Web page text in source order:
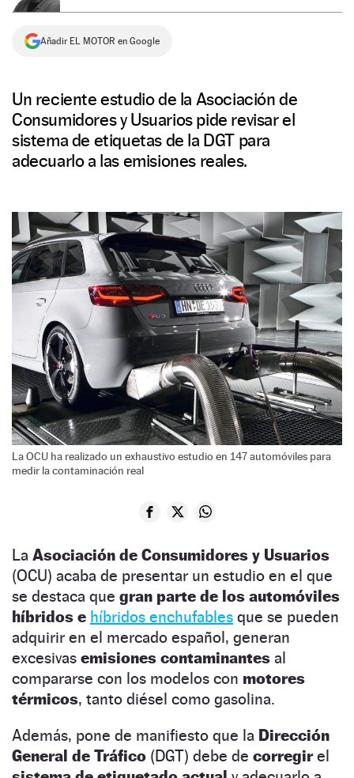
Añadir EL MOTOR en Google
Un reciente estudio de la Asociación de
Consumidores y Usuarios pide revisar el
sistema de etiquetas de la DGT para
adecuarlo a las emisiones reales.
La OCU ha realizado un exhaustivo estudio en 147 automóviles para
medir la contaminación real
La Asociación de Consumidores y Usuarios
(OCU) acaba de presentar un estudio en el que
se destaca que gran parte de los automóviles
híbridos e híbridos enchufables que se pueden
adquirir en el mercado español, generan
excesivas emisiones contaminantes al
compararse con los modelos con motores
térmicos, tanto diésel como gasolina.
Además, pone de manifiesto que la Dirección
General de Tráfico (DGT) debe de corregirel